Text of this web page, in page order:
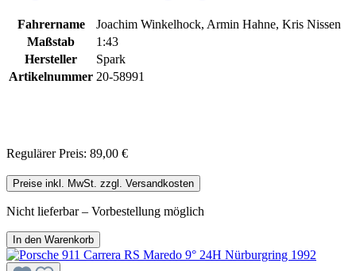
Fahrername
Joachim Winkelhock, Armin Hahne, Kris Nissen
Maßstab
1:43
Hersteller
Spark
Artikelnummer 20-58991
Regulärer Preis: 89,00 €
Preise inkl. MwSt. zzgl. Versandkosten
Nicht lieferbar – Vorbestellung möglich
In den Warenkorb